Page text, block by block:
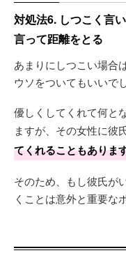
対処法6. しつこく言
言って距離をとる
あまりにしつこい場合
ウソをついてもいいで
優しくしてくれて何と
ますが、その女性に彼
てくれることもありま
そのため、もし彼氏が
くことは意外と重要な